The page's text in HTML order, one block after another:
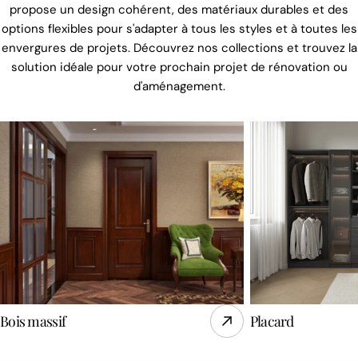
propose un design cohérent, des matériaux durables et des
options flexibles pour s'adapter à tous les styles et à toutes les
envergures de projets. Découvrez nos collections et trouvez la
solution idéale pour votre prochain projet de rénovation ou
d'aménagement.
Bois massif Placard